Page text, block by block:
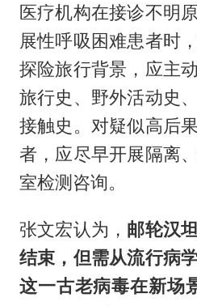
医疗机构在接诊不明
展性呼吸困难患者时
探险旅行背景，应主
旅行史、野外活动史
接触史。对疑似高后
者，应尽早开展隔离
室检测咨询。
张文宏认为， 邮轮汉
结束，但需从流行病
这一古老病毒在新场